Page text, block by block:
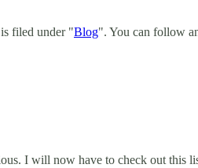
filed under "Blog". You can follow
I will now have to check out this